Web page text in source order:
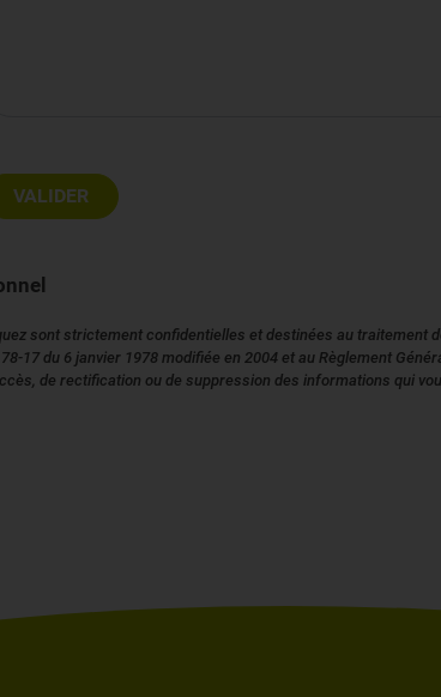
sont strictement confidentielles et destinées au traitement
17 du 6 janvier 1978 modifiée en 2004 et au Règlement
de rectification ou de suppression des informations qui